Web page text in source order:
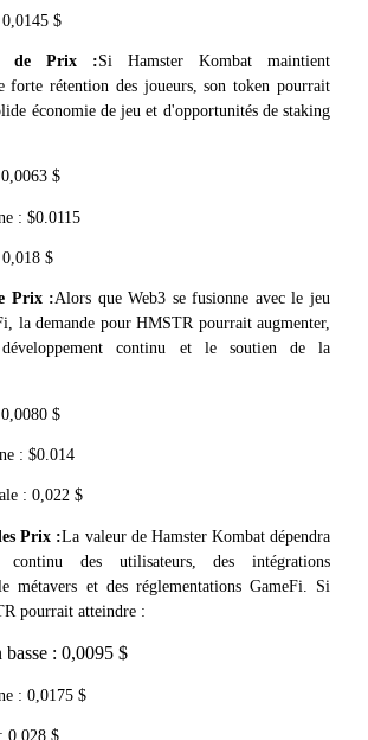
gagner un revenu passif
commissions !
$
de Prix :Si Hamster Kombat maintient
forte rétention des joueurs, son token pourrait
économie de jeu et d'opportunités de staking
$
: $0.0115
$
Prix :Alors que Web3 se fusionne avec le jeu
la demande pour HMSTR pourrait augmenter,
continu et le soutien de la
$
: $0.014
: 0,022 $
Prix :La valeur de Hamster Kombat dépendra
continu des utilisateurs, des intégrations
métavers et des réglementations GameFi. Si
pourrait atteindre :
basse : 0,0095 $
: 0,0175 $
0,028 $